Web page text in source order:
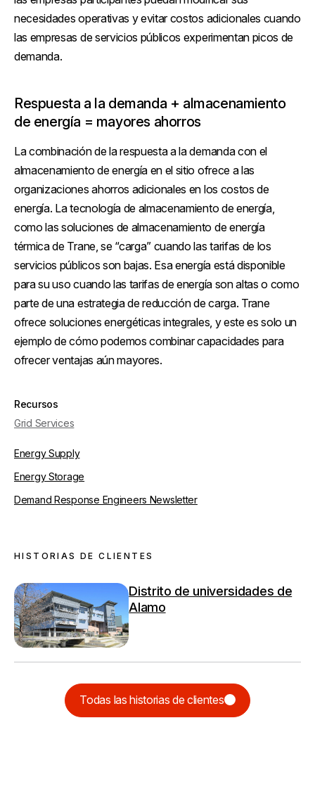
necesidades operativas y evitar costos adicionales cuando
las empresas de servicios públicos experimentan picos de
demanda.
Respuesta a la demanda + almacenamiento
de energía = mayores ahorros
La combinación de la respuesta a la demanda con el
almacenamiento de energía en el sitio ofrece a las
organizaciones ahorros adicionales en los costos de
energía. La tecnología de almacenamiento de energía,
como las soluciones de almacenamiento de energía
térmica de Trane, se “carga” cuando las tarifas de los
servicios públicos son bajas. Esa energía está disponible
para su uso cuando las tarifas de energía son altas o como
parte de una estrategia de reducción de carga. Trane
ofrece soluciones energéticas integrales, y este es solo un
ejemplo de cómo podemos combinar capacidades para
ofrecer ventajas aún mayores.
Recursos
Grid Services
Energy Supply
Energy Storage
Demand Response Engineers Newsletter
HISTORIAS DE CLIENTES
Distrito de universidades de
Alamo
Todas las historias de clientes